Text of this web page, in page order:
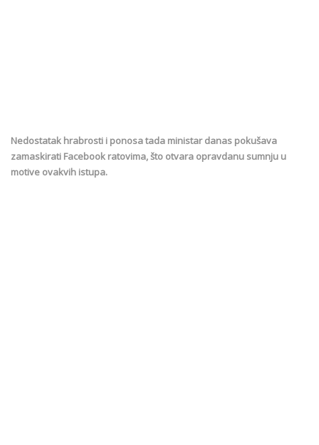
Nedostatak hrabrosti i ponosa tada ministar danas pokušava
zamaskirati Facebook ratovima, što otvara opravdanu sumnju u
motive ovakvih istupa.